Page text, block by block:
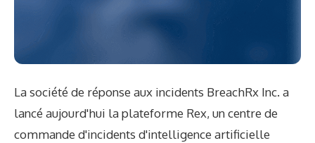
La société de réponse aux incidents BreachRx Inc. a
lancé aujourd'hui la plateforme Rex, un centre de
commande d'incidents d'intelligence artificielle